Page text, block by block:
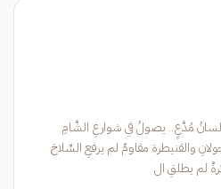
له لسانُ مُدَّعٍ.. يصولُ في شوارعِ الشَّامِ
والقنيطرة مقاومٌ لم يرفعِ السِّلاحَ
لم يطلقِ ال